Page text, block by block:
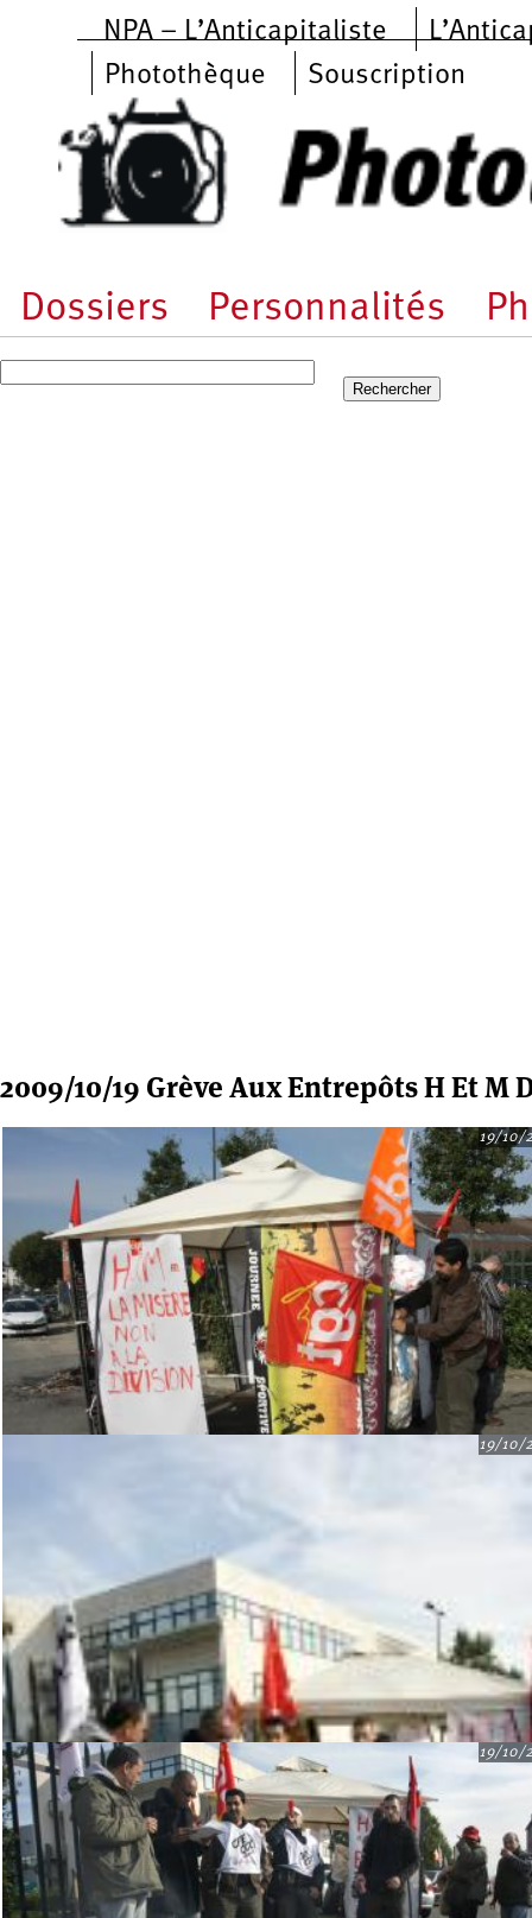
Aller au contenu principal
NPA – L’Anticapitaliste
Photothèque
Souscription
Dossiers Personnalités
2009/10/19 Grève Aux Entrepôts H Et M
19/10/
19/10/
19/10/